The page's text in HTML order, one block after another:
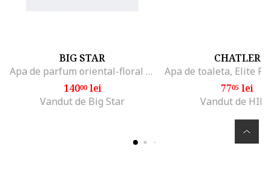
BIG STAR
Apa de parfum oriental-floral Rosse, 100ml
14000lei
Vandut de Big Star
CHATLER
7705 lei
Vandut de